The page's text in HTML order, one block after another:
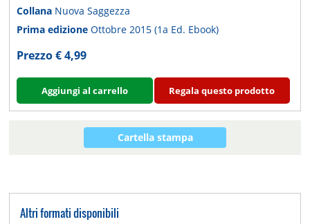
Collana Nuova Saggezza
Prima edizioneOttobre 2015 (1a Ed. Ebook)
Prezzo € 4,99
Aggiungi al carrello Regala questo prodotto
Cartella stampa
Altri formati disponibili